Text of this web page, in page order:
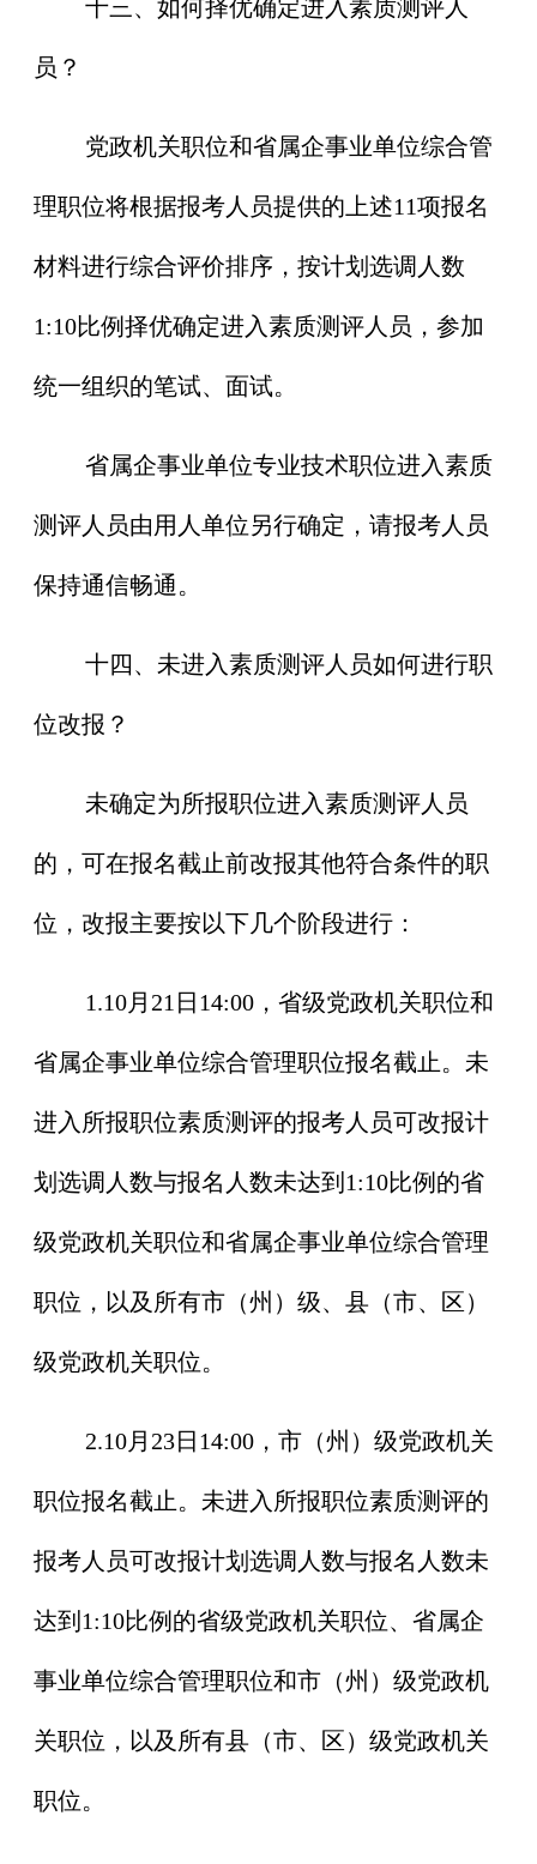
十三、如何择优确定进入素质测评人
员？
党政机关职位和省属企事业单位综合管
理职位将根据报考人员提供的上述11项报名
材料进行综合评价排序，按计划选调人数
1:10比例择优确定进入素质测评人员，参加
统一组织的笔试、面试。
省属企事业单位专业技术职位进入素质
测评人员由用人单位另行确定，请报考人员
保持通信畅通。
十四、未进入素质测评人员如何进行职
位改报？
未确定为所报职位进入素质测评人员
的，可在报名截止前改报其他符合条件的职
位，改报主要按以下几个阶段进行：
1.10月21日14:00，省级党政机关职位和
省属企事业单位综合管理职位报名截止。未
进入所报职位素质测评的报考人员可改报计
划选调人数与报名人数未达到1:10比例的省
级党政机关职位和省属企事业单位综合管理
职位，以及所有市（州）级、县（市、区）
级党政机关职位。
2.10月23日14:00，市（州）级党政机关
职位报名截止。未进入所报职位素质测评的
报考人员可改报计划选调人数与报名人数未
达到1:10比例的省级党政机关职位、省属企
事业单位综合管理职位和市（州）级党政机
关职位，以及所有县（市、区）级党政机关
职位。